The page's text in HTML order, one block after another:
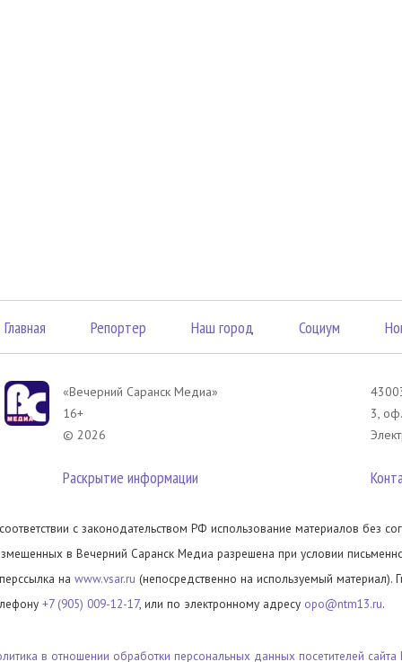
Главная Репортер Наш город Социум
«Вечерний Саранск Mедиа»
16+
© 2026
Раскрытие информации
3,
с законодательством РФ использование материалов без
в Вечерний Саранск Медиа разрешена при условии
на www.vsar.ru (непосредственно на используемый материал).
+7 (905) 009-12-17, или по электронному адресу opo@ntm13.ru.
в отношении обработки персональных данных посетителей